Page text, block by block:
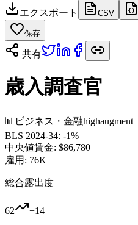
エクスポート CSV
保存
共有
歳入調査官
📊 ビジネス・金融highaugment
BLS 2024-34: -1%
中央値賃金: $86,780
雇用: 76K
総合露出度
62 +14